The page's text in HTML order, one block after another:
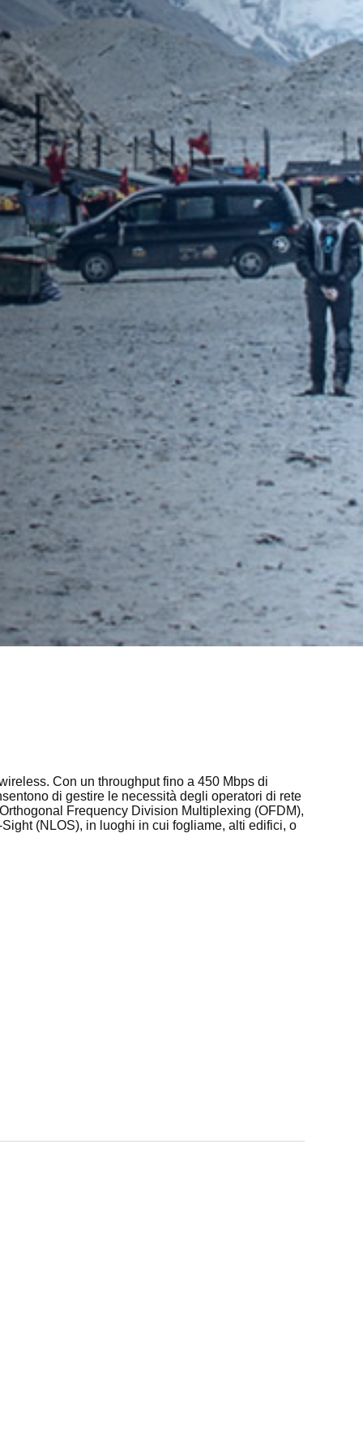
Con un throughput fino a 450 Mbps di
di gestire le necessità degli operatori di rete
Frequency Division Multiplexing (OFDM),
(NLOS), in luoghi in cui fogliame, alti edifici, o